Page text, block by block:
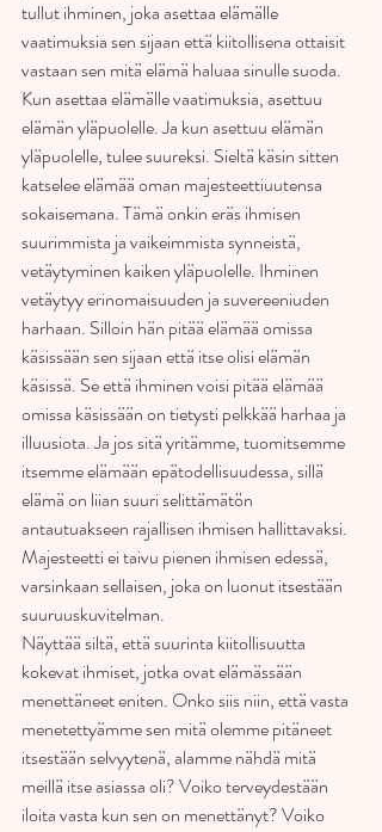
tullut ihminen, joka asettaa elämälle
vaatimuksia sen sijaan että kiitollisena ottaisit
vastaan sen mitä elämä haluaa sinulle suoda.
Kun asettaa elämälle vaatimuksia, asettuu
elämän yläpuolelle. Ja kun asettuu elämän
yläpuolelle, tulee suureksi. Sieltä käsin sitten
katselee elämää oman majesteettiuutensa
sokaisemana. Tämä onkin eräs ihmisen
suurimmista ja vaikeimmista synneistä,
vetäytyminen kaiken yläpuolelle. Ihminen
vetäytyy erinomaisuuden ja suvereeniuden
harhaan. Silloin hän pitää elämää omissa
käsissään sen sijaan että itse olisi elämän
käsissä. Se että ihminen voisi pitää elämää
omissa käsissään on tietysti pelkkää harhaa ja
illuusiota. Ja jos sitä yritämme, tuomitsemme
itsemme elämään epätodellisuudessa, sillä
elämä on liian suuri selittämätön
antautuakseen rajallisen ihmisen hallittavaksi.
Majesteetti ei taivu pienen ihmisen edessä,
varsinkaan sellaisen, joka on luonut itsestään
suuruuskuvitelman.
Näyttää siltä, että suurinta kiitollisuutta
kokevat ihmiset, jotka ovat elämässään
menettäneet eniten. Onko siis niin, että vasta
menetettyämme sen mitä olemme pitäneet
itsestään selvyytenä, alamme nähdä mitä
meillä itse asiassa oli? Voiko terveydestään
iloita vasta kun sen on menettänyt? Voiko